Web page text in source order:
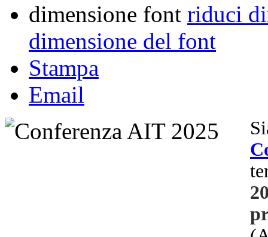
dimensione font riduci
dimensione del font
Stampa
Email